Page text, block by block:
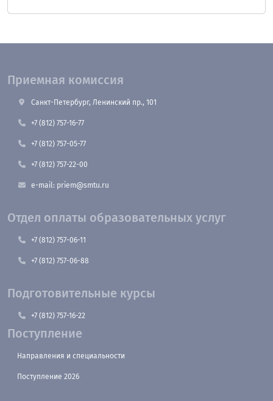
Приемная комиссия
Санкт-Петербург, Ленинский пр., 101
+7 (812) 757-16-77
+7 (812) 757-05-77
+7 (812) 757-22-00
e-mail: priem@smtu.ru
Отдел оплаты образовательных услуг
+7 (812) 757-06-11
+7 (812) 757-06-88
Подготовительные курсы
+7 (812) 757-16-22
Поступление
Направления и специальности
Поступление 2026